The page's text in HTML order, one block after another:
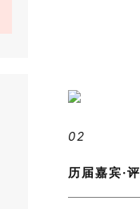
02
历届嘉宾·